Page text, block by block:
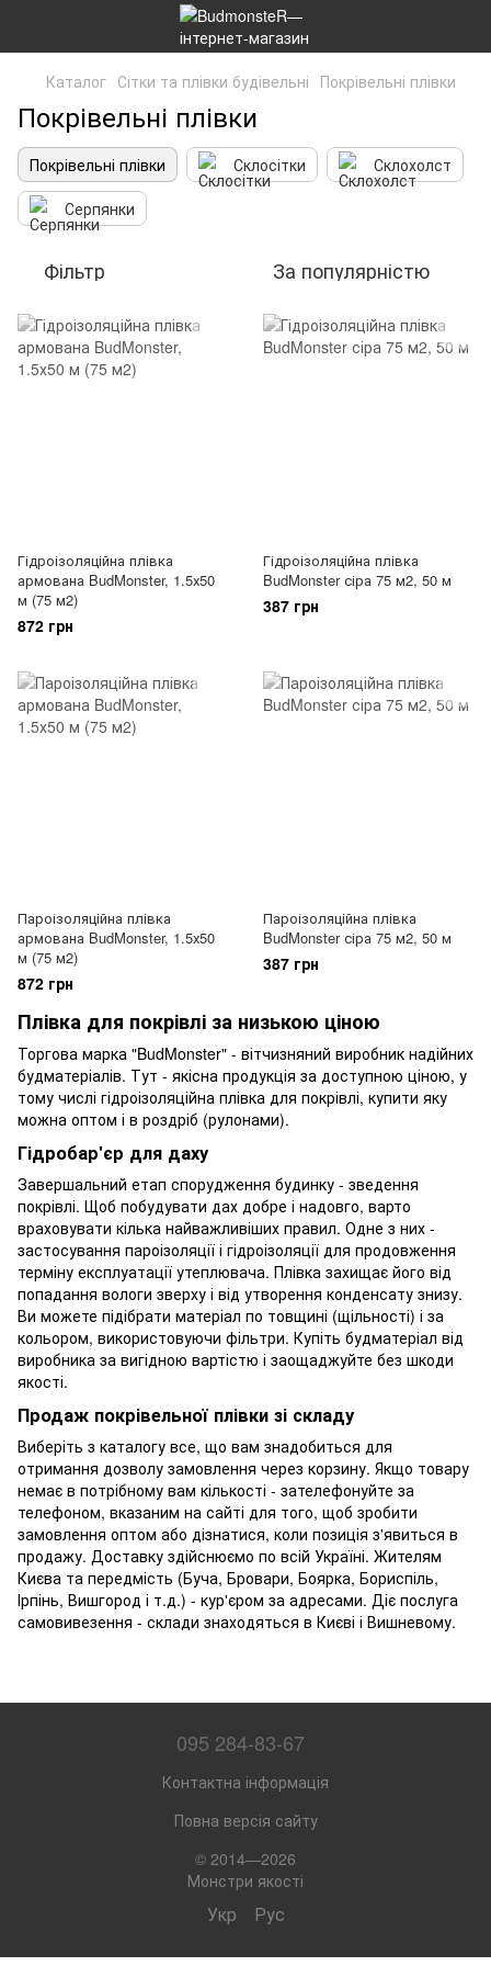
Каталог Сітки та плівки будівельні Покрівельні плівки
Покрівельні плівки
Покрівельні плівки Склосітки
Склохолст
Серпянки
Фільтр За популярністю
Гідроізоляційна плівка
армована BudMonster, 1.5х50
м (75 м2)
872 грн
Гідроізоляційна плівка
BudMonster сіра 75 м2, 50 м
387 грн
Пароізоляційна плівка
армована BudMonster, 1.5х50
м (75 м2)
872 грн
Пароізоляційна плівка
BudMonster сіра 75 м2, 50 м
387 грн
Плівка для покрівлі за низькою ціною
Торгова марка "BudMonster" - вітчизняний виробник надійних
будматеріалів. Тут - якісна продукція за доступною ціною, у
тому числі гідроізоляційна плівка для покрівлі, купити яку
можна оптом і в роздріб (рулонами).
Гідробар'єр для даху
Завершальний етап спорудження будинку - зведення
покрівлі. Щоб побудувати дах добре і надовго, варто
враховувати кілька найважливіших правил. Одне з них -
застосування пароізоляції і гідроізоляції для продовження
терміну експлуатації утеплювача. Плівка захищає його від
попадання вологи зверху і від утворення конденсату знизу.
Ви можете підібрати матеріал по товщині (щільності) і за
кольором, використовуючи фільтри. Купіть будматеріал від
виробника за вигідною вартістю і заощаджуйте без шкоди
якості.
Продаж покрівельної плівки зі складу
Виберіть з каталогу все, що вам знадобиться для
отримання дозволу замовлення через корзину. Якщо товару
немає в потрібному вам кількості - зателефонуйте за
телефоном, вказаним на сайті для того, щоб зробити
замовлення оптом або дізнатися, коли позиція з'явиться в
продажу. Доставку здійснюємо по всій Україні. Жителям
Києва та передмість (Буча, Бровари, Боярка, Бориспіль,
Ірпінь, Вишгород і т.д.) - кур'єром за адресами. Діє послуга
самовивезення - склади знаходяться в Києві і Вишневому.
095 284-83-67
Контактна інформація
Повна версія сайту
© 2014—2026
Монстри якості
Укр Рус